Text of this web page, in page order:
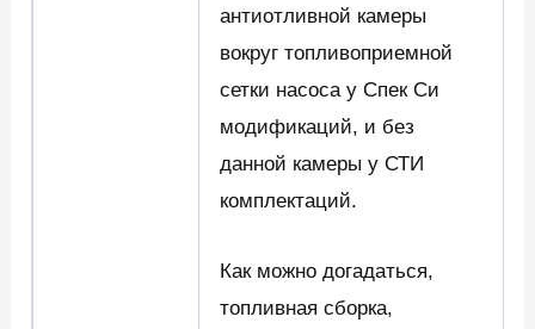
антиотливной камеры
вокруг топливоприемной
сетки насоса у Спек Си
модификаций, и без
данной камеры у СТИ
комплектаций.
Как можно догадаться,
топливная сборка,